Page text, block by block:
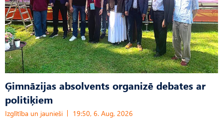
Ģimnāzijas absolvents organizē debates ar
politiķiem
Izglītība un jaunieši 19:50, 6. Aug, 2026